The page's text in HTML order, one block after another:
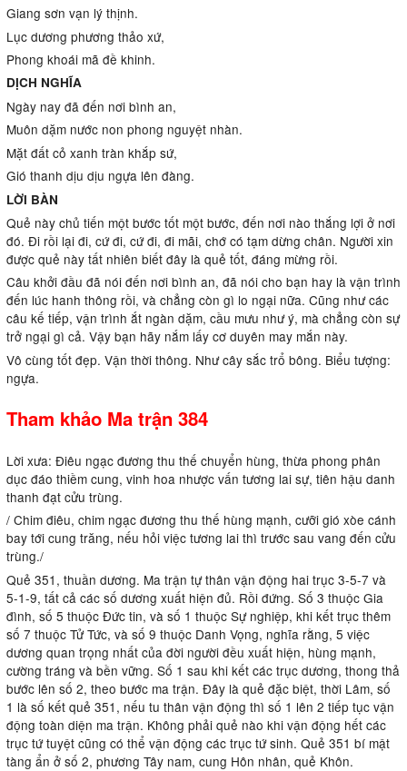
Giang sơn vạn lý thịnh.
Lục dương phương thảo xứ,
Phong khoái mã đề khinh.
DỊCH NGHĨA
Ngày nay đã đến nơi bình an,
Muôn dặm nước non phong nguyệt nhàn.
Mặt đất cỏ xanh tràn khắp sứ,
Gió thanh dịu dịu ngựa lên đàng.
LỜI BÀN
Quẻ này chủ tiến một bước tốt một bước, đến nơi nào thắng lợi ở nơi
đó. Đi rồi lại đi, cứ đi, cứ đi, đi mãi, chớ có tạm dừng chân. Người xin
được quẻ này tất nhiên biết đây là quẻ tốt, đáng mừng rồi.
Câu khởi đầu đã nói đến nơi bình an, đã nói cho bạn hay là vận trình
đến lúc hanh thông rồi, và chẳng còn gì lo ngại nữa. Cũng như các
câu kế tiếp, vận trình ắt ngàn dặm, cầu mưu như ý, mà chẳng còn sự
trở ngại gì cả. Vậy bạn hãy nắm lấy cơ duyên may mắn này.
Vô cùng tốt đẹp. Vận thời thông. Như cây sắc trổ bông. Biểu tượng:
ngựa.
Tham khảo Ma trận 384
Lời xưa: Điêu ngạc đương thu thế chuyển hùng, thừa phong phân
dục đáo thiềm cung, vinh hoa nhược vấn tương lai sự, tiên hậu danh
thanh đạt cửu trùng.
/ Chim điêu, chim ngạc đương thu thế hùng mạnh, cưỡi gió xòe cánh
bay tới cung trăng, nếu hỏi việc tương lai thì trước sau vang đến cửu
trùng./
Quẻ 351, thuần dương. Ma trận tự thân vận động hai trục 3-5-7 và
5-1-9, tất cả các số dương xuất hiện đủ. Rồi đứng. Số 3 thuộc Gia
đình, số 5 thuộc Đức tin, và số 1 thuộc Sự nghiệp, khi kết trục thêm
số 7 thuộc Tử Tức, và số 9 thuộc Danh Vọng, nghĩa rằng, 5 việc
dương quan trọng nhất của đời người đều xuất hiện, hùng mạnh,
cường tráng và bền vững. Số 1 sau khi kết các trục dương, thong thả
bước lên số 2, theo bước ma trận. Đây là quẻ đặc biệt, thời Lâm, số
1 là số kết quẻ 351, nếu tu thân vận động thì số 1 lên 2 tiếp tục vận
động toàn diện ma trận. Không phải quẻ nào khi vận động hết các
trục tứ tuyệt cũng có thể vận động các trục tứ sinh. Quẻ 351 bí mật
tàng ẩn ở số 2, phương Tây nam, cung Hôn nhân, quẻ Khôn.